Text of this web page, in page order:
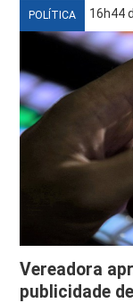
POLÍTICA 16h44
Vereadora
publicidade